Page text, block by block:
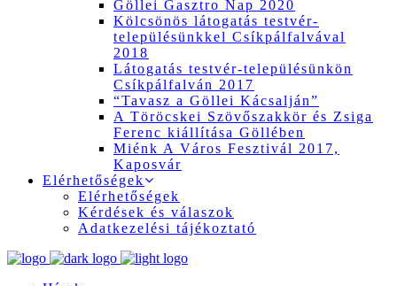
Göllei Gasztro Nap 2020
Kölcsönös látogatás testvér-
településünkkel Csíkpálfalvával
2018
Látogatás testvér-településünkön
Csíkpálfalván 2017
“Tavasz a Göllei Kácsalján”
A Töröcskei Szövőszakkör és Zsiga
Ferenc kiállítása Göllében
Miénk A Város Fesztivál 2017,
Kaposvár
Elérhetőségek
Elérhetőségek
Kérdések és válaszok
Adatkezelési tájékoztató